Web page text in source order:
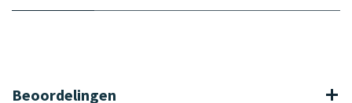
Beoordelingen